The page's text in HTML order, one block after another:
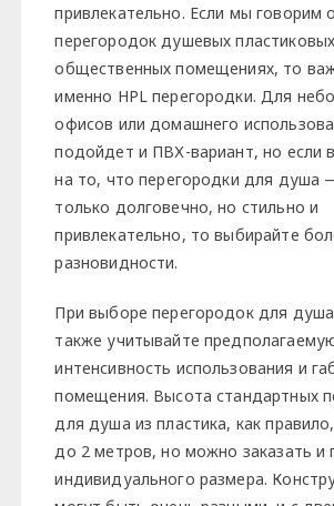
привлекательно. Если мы говорим
перегородок душевых
общественных помещениях, то
именно HPL перегородки. Для
офисов или домашнего
подойдет и ПВХ-вариант, но если
на то, что перегородки для душа
только долговечно, но стильно и
привлекательно, то выбирайте
разновидности.
При выборе перегородок для душа
также учитывайте
интенсивность использования и
помещения. Высота стандартных
для душа из пластика, как
до 2 метров, но можно заказать и
индивидуального размера.